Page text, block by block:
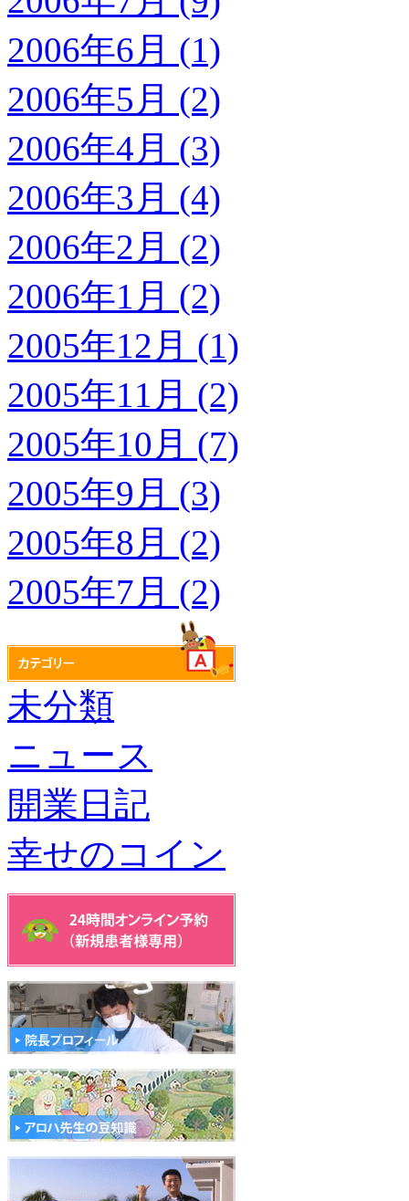
2006年6月 (1)
2006年5月 (2)
2006年4月 (3)
2006年3月 (4)
2006年2月 (2)
2006年1月 (2)
2005年12月 (1)
2005年11月 (2)
2005年10月 (7)
2005年9月 (3)
2005年8月 (2)
2005年7月 (2)
未分類
ニュース
開業日記
幸せのコイン